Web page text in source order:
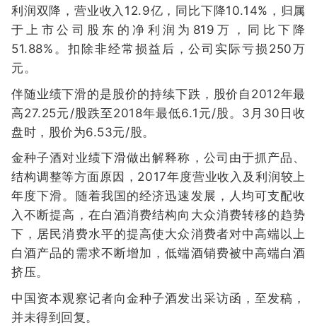
利润双降，营业收入12.9亿，同比下降10.14%，归属
于上市公司股东的净利润为819万，同比下降
51.88%。扣除非经常损益后，公司实际亏损250万
元。
伴随业绩下滑的是股价的持续下跌，股价自2012年最
高27.25元/股跌至2018年最低6.1元/股。3月30日收
盘时，股价为6.53元/股。
金种子酒对业绩下滑做出解释称，公司由于抓产品、
结构调整等方面原因，2017年度营业收入及利润较上
年度下滑。随着我国的经济迅速发展，人均可支配收
入不断提高，在白酒消费结构向大众消费转移的趋势
下，居民消费水平的提高使大众消费者对中高端以上
白酒产品的需求不断增加，低端酒销费被中高端白酒
挤压。
中国资本观察记者向金种子酒发出采访函，至发稿，
并未得到回复。